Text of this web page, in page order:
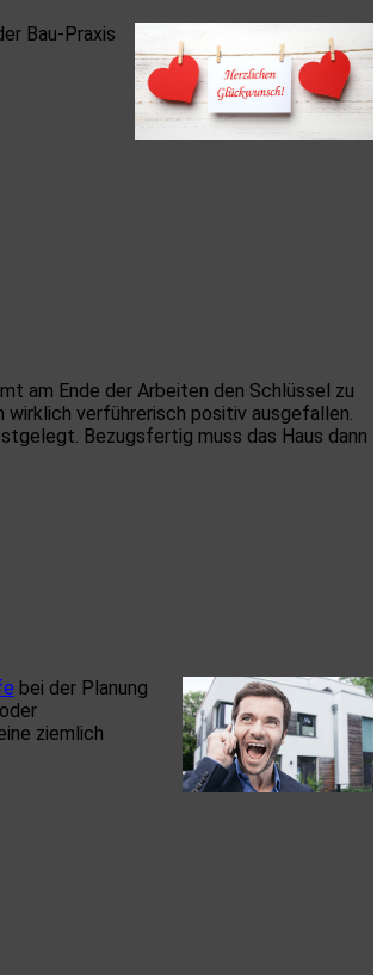
Bau-Praxis
am Ende der Arbeiten den Schlüssel zu
wirklich verführerisch positiv ausgefallen.
Bezugsfertig muss das Haus dann
bei der Planung
ziemlich